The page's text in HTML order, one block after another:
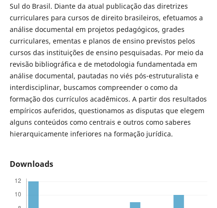
Sul do Brasil. Diante da atual publicação das diretrizes
curriculares para cursos de direito brasileiros, efetuamos a
análise documental em projetos pedagógicos, grades
curriculares, ementas e planos de ensino previstos pelos
cursos das instituições de ensino pesquisadas. Por meio da
revisão bibliográfica e de metodologia fundamentada em
análise documental, pautadas no viés pós-estruturalista e
interdisciplinar, buscamos compreender o como da
formação dos currículos acadêmicos. A partir dos resultados
empíricos auferidos, questionamos as disputas que elegem
alguns conteúdos como centrais e outros como saberes
hierarquicamente inferiores na formação jurídica.
Downloads